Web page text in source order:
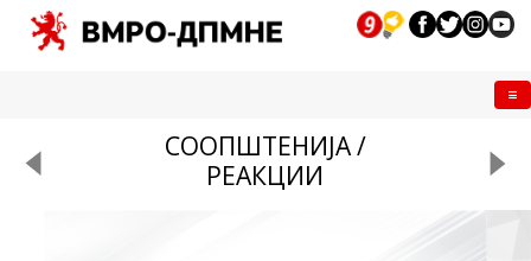
СООПШТЕНИЈА /
РЕАКЦИИ